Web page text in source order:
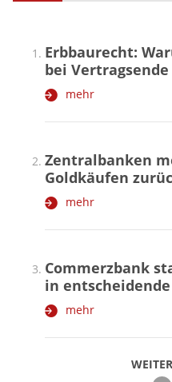
Erbbaurecht:
bei
mehr
Zentralbanken
Goldkäufen
mehr
Commerzbank
in
mehr